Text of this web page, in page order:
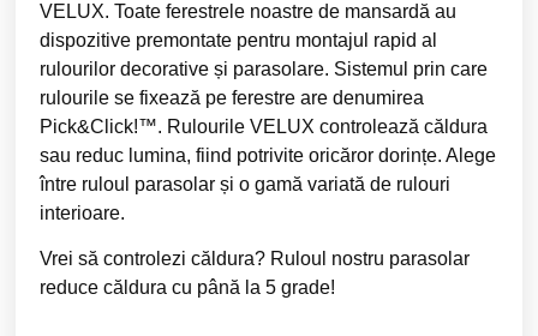
VELUX. Toate ferestrele noastre de mansardă au
dispozitive premontate pentru montajul rapid al
rulourilor decorative și parasolare. Sistemul prin care
rulourile se fixează pe ferestre are denumirea
Pick&Click!™. Rulourile VELUX controlează căldura
sau reduc lumina, fiind potrivite oricăror dorințe. Alege
între ruloul parasolar și o gamă variată de rulouri
interioare.
Vrei să controlezi căldura? Ruloul nostru parasolar
reduce căldura cu până la 5 grade!